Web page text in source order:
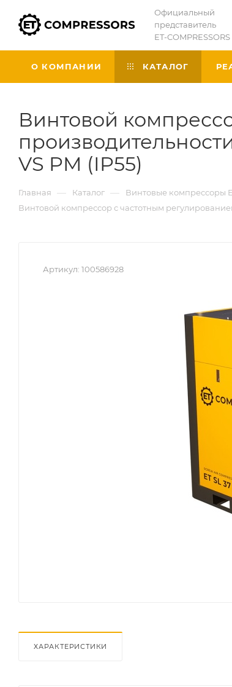
Официальный
представитель
ET-COMPRESSORS
О КОМПАНИИ КАТАЛОГ
Винтовой
VS PM (IP55)
Главная — Каталог — Винтовые компрессоры
Винтовой компрессор с частотным
Артикул: 100586928
ХАРАКТЕРИСТИКИ